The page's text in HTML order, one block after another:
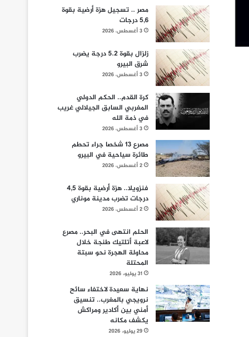
مصر .. تسجيل هزة أرضية بقوة
5,6 درجات
3 أغسطس، 2026
زلزال بقوة 5.2 درجة يضرب
شرق البيرو
3 أغسطس، 2026
كرة القدم.. الحكم الدولي
المغربي السابق الجيلالي غريب
في ذمة الله
3 أغسطس، 2026
مصرع 13 شخصا جراء تحطم
طائرة سياحية في البيرو
2 أغسطس، 2026
فنزويلا.. هزة أرضية بقوة 4,5
درجات تضرب مدينة موناري
2 أغسطس، 2026
الحلم انتهى في البحر.. مصرع
لاعبة أتلتيك طنجة خلال
محاولة الهجرة نحو سبتة
المحتلة
31 يوليو، 2026
نهاية سعيدة لاختفاء سائح
نرويجي بالمغرب.. تنسيق
أمني بين أكادير ومراكش
يكشف مكانه
29 يوليو، 2026